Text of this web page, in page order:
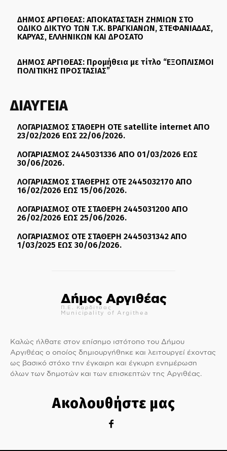
ΔΗΜΟΣ ΑΡΓΙΘΕΑΣ: ΑΠΟΚΑΤΑΣΤΑΣΗ ΖΗΜΙΩΝ ΣΤΟ
ΟΔΙΚΟ ΔΙΚΤΥΟ ΤΩΝ Τ.Κ. ΒΡΑΓΚΙΑΝΩΝ, ΣΤΕΦΑΝΙΑΔΑΣ,
ΚΑΡΥΑΣ, ΕΛΛΗΝΙΚΩΝ ΚΑΙ ΔΡΟΣΑΤΟ
ΔΗΜΟΣ ΑΡΓΙΘΕΑΣ: Προμήθεια με τίτλο “ΕΞΟΠΛΙΣΜΟΙ
ΠΟΛΙΤΙΚΗΣ ΠΡΟΣΤΑΣΙΑΣ”
ΔΙΑΥΓΕΙΑ
ΛΟΓΑΡΙΑΣΜΟΣ ΣΤΑΘΕΡΗ ΟΤΕ satellite internet ΑΠΟ
23/02/2026 ΕΩΣ 22/06/2026.
ΛΟΓΑΡΙΑΣΜΟΣ 2445031336 ΑΠΟ 01/03/2026 ΕΩΣ
30/06/2026.
ΛΟΓΑΡΙΑΣΜΟΣ ΣΤΑΘΕΡΗΣ ΟΤΕ 2445032170 ΑΠΟ
16/02/2026 ΕΩΣ 15/06/2026.
ΛΟΓΑΡΙΑΣΜΟΣ ΟΤΕ ΣΤΑΘΕΡΗ 2445031200 ΑΠΟ
26/02/2026 ΕΩΣ 25/06/2026.
ΛΟΓΑΡΙΑΣΜΟΣ ΟΤΕ ΣΤΑΘΕΡΗ 2445031342 ΑΠΟ
1/03/2025 ΕΩΣ 30/06/2026.
Δήμος Αργιθέας
Π.Ε. Καρδίτσας
Municipality of Argithea
Καλώς ήλθατε στον επίσημο ιστότοπο του Δήμου
Αργιθέας ο οποίος δημιουργήθηκε και λειτουργεί έχοντας
ως βασικό στόχο την έγκαιρη και έγκυρη ενημέρωση
όλων των δημοτών και των επισκεπτών της Αργιθέας.
Ακολουθήστε μας